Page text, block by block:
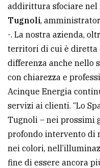
addirittura sfociare nel
Tugnoli,
-. La nostra azienda,
territori di cui è diretta
differenza anche nello
con chiarezza e
Acinque Energia
servizi ai clienti. “Lo
Tugnoli – nei prossimi
profondo intervento di
nei colori,
fine di essere ancora